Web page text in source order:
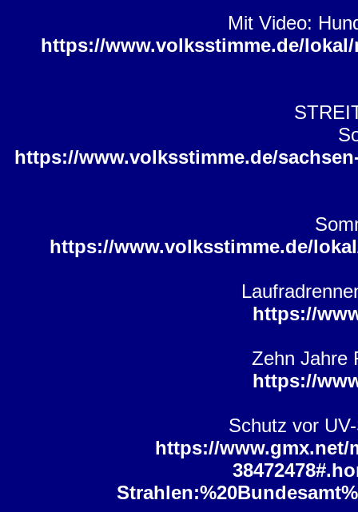
Mit Video:
https://www.volksstimme.de/
https://www.volksstimme.de/
https://www.volksstimme.de/
https://
Zehn Jahre
https://
Schutz vor
https://www.gmx.net/